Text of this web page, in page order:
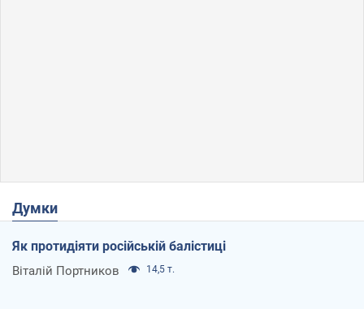
Думки
Як протидіяти російській балістиці
Віталій Портников 14,5 т.